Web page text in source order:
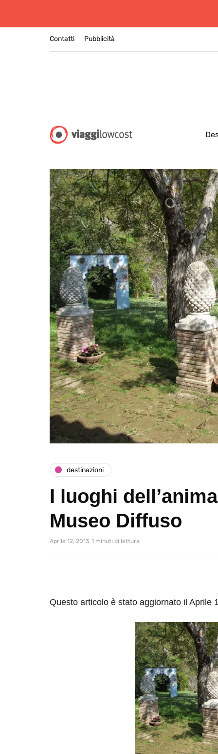
Contatti Pubblicità
destinazioni
I luoghi
Museo Diffuso
Aprile 12, 2013 1 minuti di lettura
Questo articolo è stato aggiornato il Aprile